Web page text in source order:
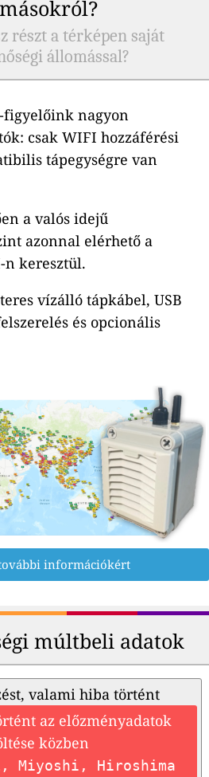
részt a térképen saját
állomással?
figyelőink nagyon
csak WIFI hozzáférési
tápegységre van
a valós idejű
azonnal elérhető a
n keresztül.
vízálló tápkábel, USB
és opcionális
információkért
múltbeli adatok
valami hiba történt
az előzményadatok
közben
Miyoshi, Hiroshima